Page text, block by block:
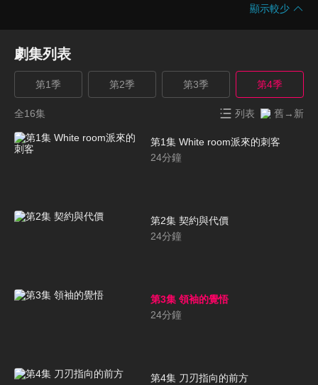
顯示較少
劇集列表
第1季 第2季 第3季 第4季
全16集 列表 舊→新
第1集 White room派來的刺客
24分鐘
第2集 契約與代價
24分鐘
第3集 領袖的覺悟
24分鐘
第4集 刀刃指向的前方